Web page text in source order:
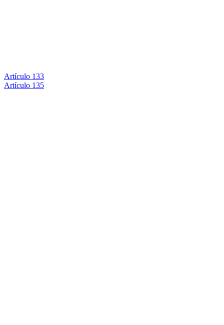
Artículo 133
Artículo 135